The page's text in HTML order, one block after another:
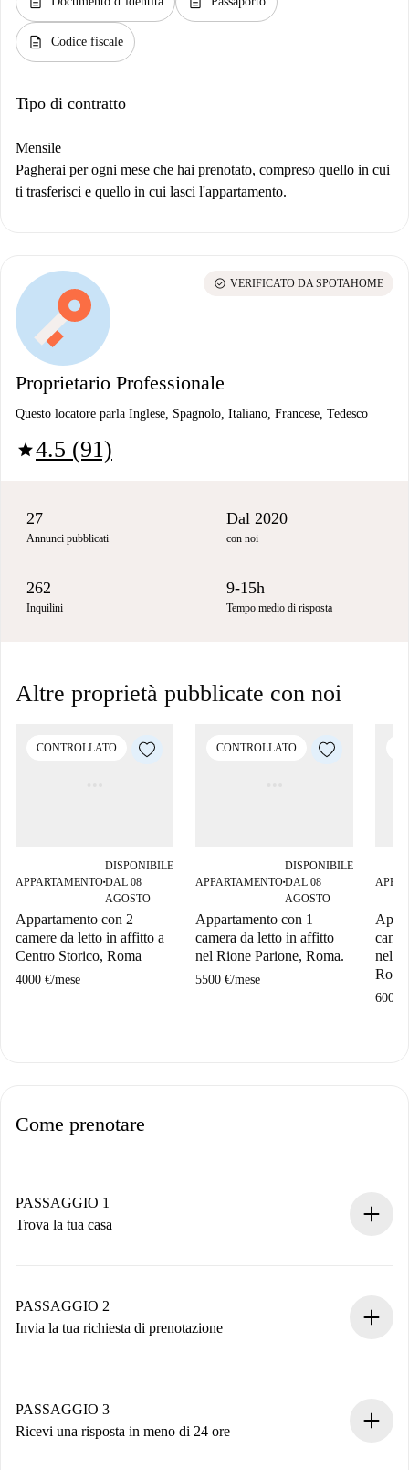
description Codice fiscale
Tipo di contratto
Mensile
Pagherai per ogni mese che hai prenotato, compreso quello in cui
ti trasferisci e quello in cui lasci l'appartamento.
Proprietario Professionale
Questo locatore parla Inglese, Spagnolo, Italiano, Francese, Tedesco
star4.5 (91)
check_circle VERIFICATO DA SPOTAHOME
27
Annunci pubblicati
Dal 2020
con noi
262
Inquilini
9-15h
Tempo medio di risposta
Altre proprietà pubblicate con noi
CONTROLLATO
APPARTAMENTO■
DISPONIBILE
DAL 08
AGOSTO
Appartamento con 2
camere da letto in affitto a
Centro Storico, Roma
4000 €/mese
CONTROLLATO
APPARTAMENTO■
DISPONIBILE
DAL 08
AGOSTO
Appartamento con 1
camera da letto in affitto
nel Rione Parione, Roma.
5500 €/mese
nel
6000
Come prenotare
PASSAGGIO 1
Trova la tua casa
Hai tutte le informazioni necessarie in anticipo.
PASSAGGIO 2
Invia la tua richiesta di prenotazione
non accetta.
PASSAGGIO 3
Ricevi una risposta in meno di 24 ore